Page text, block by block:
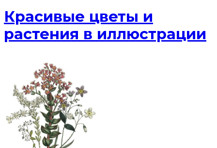
Красивые цветы и
растения в иллюстрации